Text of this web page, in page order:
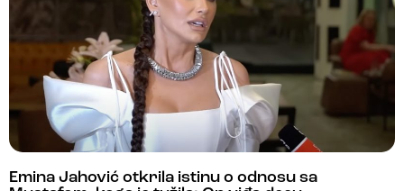
Emina Jahović otkrila istinu o odnosu sa